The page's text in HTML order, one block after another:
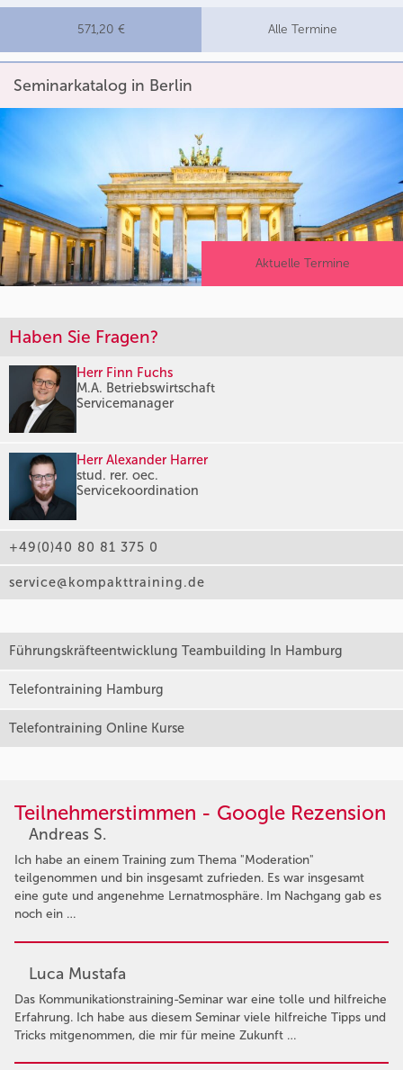
Haben Sie Fragen?
Herr Finn Fuchs
M.A. Betriebswirtschaft
Servicemanager
Herr Alexander Harrer
stud. rer. oec.
Servicekoordination
+49(0)40 80 81 375 0
service@kompakttraining.de
571,20 € Alle Termine
Seminarkatalog in Berlin
Aktuelle Termine
Führungskräfteentwicklung Teambuilding In Hamburg
Telefontraining Hamburg
Telefontraining Online Kurse
Teilnehmerstimmen - Google Rezension
Andreas S.
Ich habe an einem Training zum Thema "Moderation"
teilgenommen und bin insgesamt zufrieden. Es war insgesamt
eine gute und angenehme Lernatmosphäre. Im Nachgang gab es
noch ein …
Luca Mustafa
Das Kommunikationstraining-Seminar war eine tolle und hilfreiche
Erfahrung. Ich habe aus diesem Seminar viele hilfreiche Tipps und
Tricks mitgenommen, die mir für meine Zukunft …